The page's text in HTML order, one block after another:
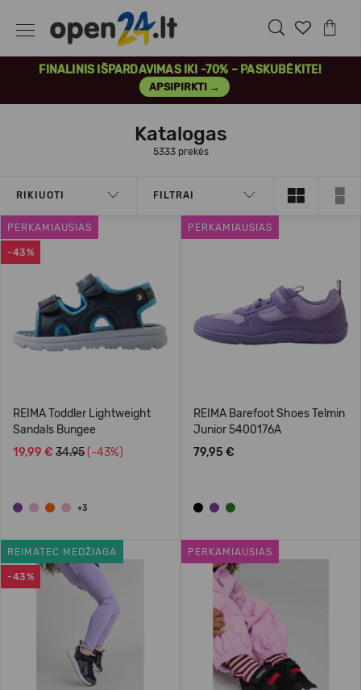
FINALINIS IŠPARDAVIMAS IKI -70% – PASKUBĖKITE!
APSIPIRKTI →
Katalogas
5333 prekės
RIKIUOTI FILTRAI
-43%
PERKAMIAUSIAS
REIMA Toddler Lightweight
Sandals Bungee
19,99 € 34.95 (-43%)
+3
PERKAMIAUSIAS
REIMA Barefoot Shoes Telmin
Junior 5400176A
79,95 €
-43%
REIMATEC MEDŽIAGA PERKAMIAUSIAS